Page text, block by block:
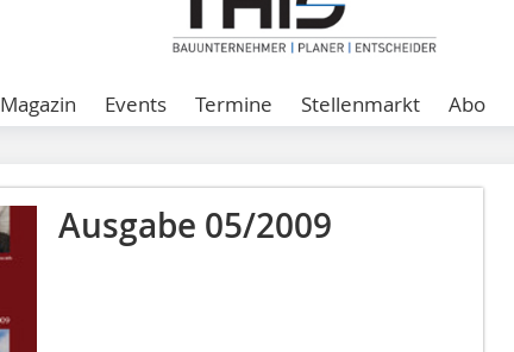
Magazin Events Termine Stellenmarkt Abo
Ausgabe 05/2009